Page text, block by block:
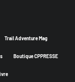
Trail Adventure Mag
Boutique CPPRESSE